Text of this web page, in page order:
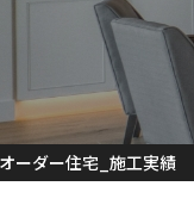
オーダー住宅_施工実績